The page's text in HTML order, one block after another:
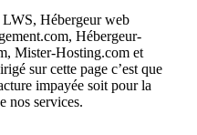
LWS, Hébergeur web
Hébergeur-
Mister-Hosting.com et
sur cette page c’est que
impayée soit pour la
nos services.